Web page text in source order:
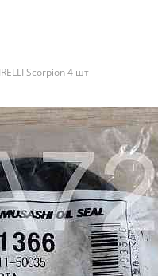
Scorpion 4 шт